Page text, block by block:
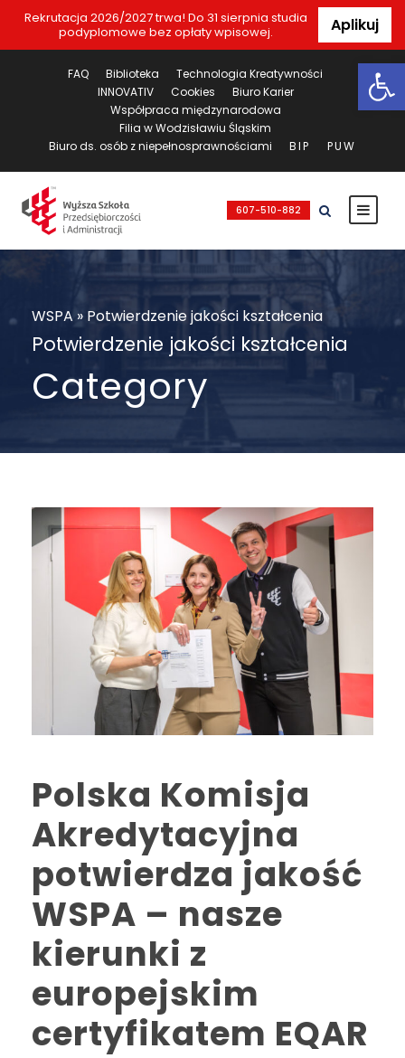
Rekrutacja 2026/2027 trwa! Do 31 sierpnia studia
podyplomowe bez opłaty wpisowej.
Aplikuj
FAQ Biblioteka
Technologia Kreatywności
INNOVATIV
Cookies
Biuro Karier
Współpraca międzynarodowa
Filia w Wodzisławiu Śląskim
Biuro ds. osób z niepełnosprawnościami
BIP PUW
607-510-882
WSPA » Potwierdzenie jakości kształcenia
Potwierdzenie jakości kształcenia
Category
Polska Komisja
Akredytacyjna
potwierdza jakość
WSPA – nasze
kierunki z
europejskim
certyfikatem EQAR